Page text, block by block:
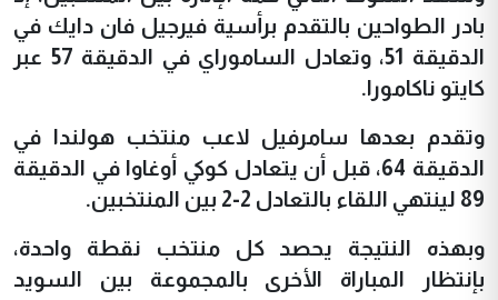
بادر الطواحين بالتقدم برأسية فيرجيل فان دايك في
الدقيقة 51، وتعادل الساموراي في الدقيقة 57 عبر
كايتو ناكامورا.
وتقدم بعدها سامرفيل لاعب منتخب هولندا في
الدقيقة 64، قبل أن يتعادل كوكي أوغاوا في الدقيقة
89 لينتهي اللقاء بالتعادل 2-2 بين المنتخبين.
وبهذه النتيجة يحصد كل منتخب نقطة واحدة،
بإنتظار المباراة الأخرى بالمجموعة بين السويد